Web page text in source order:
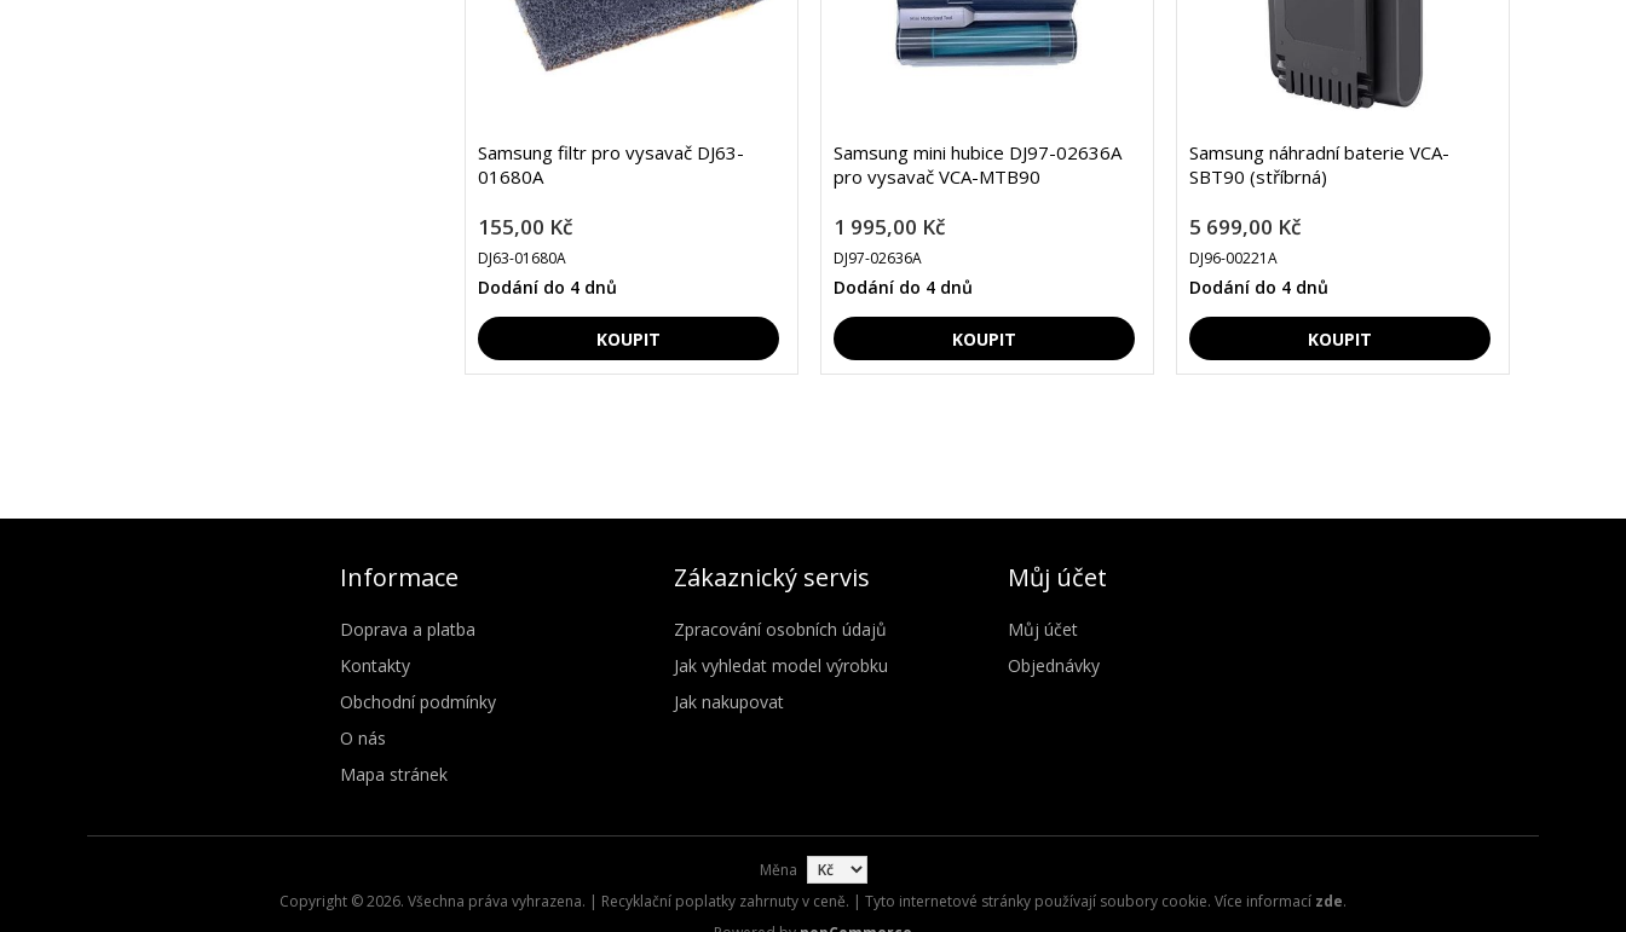
Samsung filtr pro vysavač DJ63-
01680A
155,00 Kč
DJ63-01680A
Dodání do 4 dnů
Samsung mini hubice DJ97-02636A
pro vysavač VCA-MTB90
1 995,00 Kč
DJ97-02636A
Dodání do 4 dnů
Samsung náhradní baterie VCA-
SBT90 (stříbrná)
5 699,00 Kč
DJ96-00221A
Dodání do 4 dnů
Informace
Doprava a platba
Kontakty
Obchodní podmínky
O nás
Mapa stránek
Zákaznický servis
Zpracování osobních údajů
Jak vyhledat model výrobku
Jak nakupovat
Můj účet
Můj účet
Objednávky
Měna
Copyright © 2026. Všechna práva vyhrazena. | Recyklační poplatky zahrnuty v ceně. | Tyto internetové stránky používají soubory cookie. Více informací zde.